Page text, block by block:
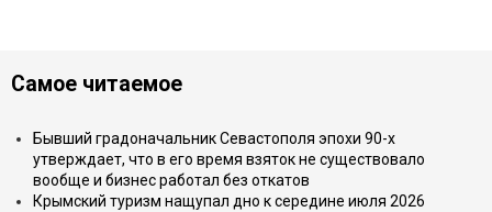
Самое читаемое
Бывший градоначальник Севастополя эпохи 90-х
утверждает, что в его время взяток не существовало
вообще и бизнес работал без откатов
Крымский туризм нащупал дно к середине июля 2026